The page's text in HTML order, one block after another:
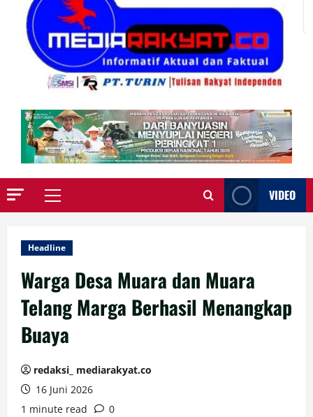
Primary
VIDEO
Headline
Warga Desa Muara dan Muara
Telang Marga Berhasil Menangkap
Buaya
redaksi_ mediarakyat.co
16 Juni 2026
1 minute read
0